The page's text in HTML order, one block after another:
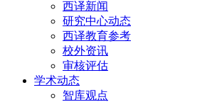
西译新闻
研究中心动态
西译教育参考
校外资讯
审核评估
学术动态
智库观点